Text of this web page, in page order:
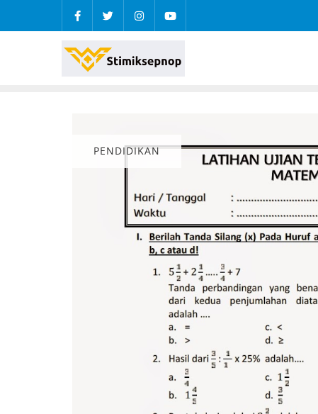
PENDIDIKAN